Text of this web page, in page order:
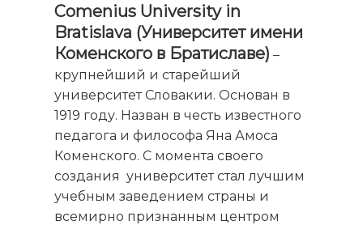
Comenius University in
Bratislava (Университет имени
Коменского в Братиславе) –
крупнейший и старейший
университет Словакии. Основан в
1919 году. Назван в честь известного
педагога и философа Яна Амоса
Коменского. С момента своего
создания университет стал лучшим
учебным заведением страны и
всемирно признанным центром